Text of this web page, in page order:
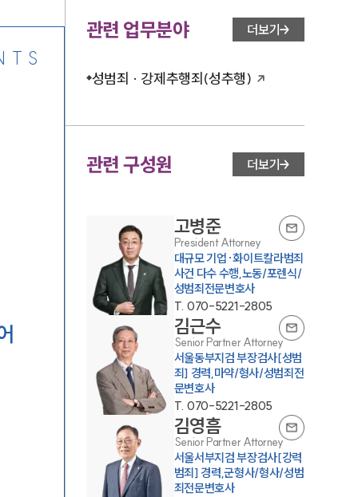
관련 업무분야 더보기
성범죄 · 강제추행죄(성추행)
관련 구성원 더보기
고병준
President Attorney
대규모 기업·화이트칼라범죄
사건 다수 수행,노동/포렌식/
성범죄전문변호사
T. 070-5221-2805
김근수
Senior Partner Attorney
서울동부지검 부장검사[성범
죄] 경력,마약/형사/성범죄전
문변호사
T. 070-5221-2805
김영흠
Senior Partner Attorney
서울서부지검 부장검사[강력
범죄] 경력,군형사/형사/성범
죄전문변호사